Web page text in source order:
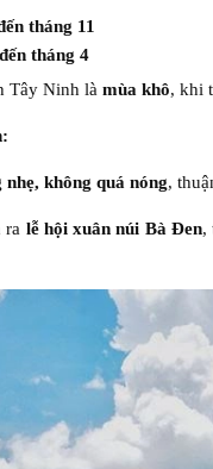
tháng 11
tháng 4
Tây Ninh là mùa khô, khi
không quá nóng,
ra lễ hội xuân núi Bà Đen,